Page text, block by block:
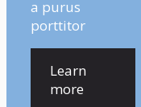
a purus
porttitor
Learn
more